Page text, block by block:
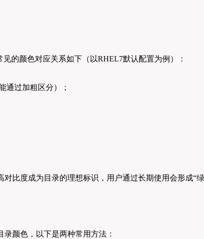
的颜色对应关系如下（以RHEL7默认配置为例）：
通过加粗区分）；
比度成为目录的理想标识，用户通过长期使用会形成“
录颜色，以下是两种常用方法：